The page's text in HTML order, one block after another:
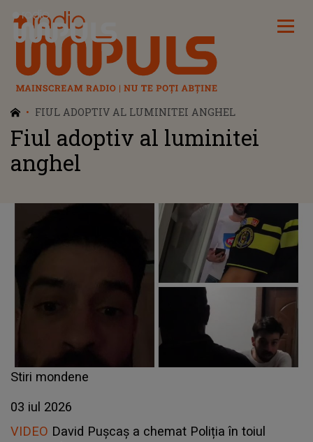
Radio Impuls
FIUL ADOPTIV AL LUMINITEI ANGHEL
Fiul adoptiv al luminitei
anghel
Stiri mondene
03 iul 2026
VIDEO David Pușcaș a chemat Poliția în toiul